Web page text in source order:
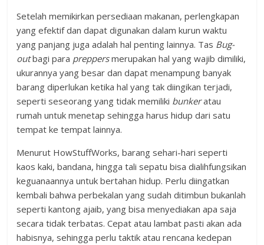
Setelah memikirkan persediaan makanan, perlengkapan
yang efektif dan dapat digunakan dalam kurun waktu
yang panjang juga adalah hal penting lainnya. Tas Bug-
outbagi para preppersmerupakan hal yang wajib dimiliki,
ukurannya yang besar dan dapat menampung banyak
barang diperlukan ketika hal yang tak diingikan terjadi,
seperti seseorang yang tidak memiliki bunkeratau
rumah untuk menetap sehingga harus hidup dari satu
tempat ke tempat lainnya.
Menurut HowStuffWorks, barang sehari-hari seperti
kaos kaki, bandana, hingga tali sepatu bisa dialihfungsikan
keguanaannya untuk bertahan hidup. Perlu diingatkan
kembali bahwa perbekalan yang sudah ditimbun bukanlah
seperti kantong ajaib, yang bisa menyediakan apa saja
secara tidak terbatas. Cepat atau lambat pasti akan ada
habisnya, sehingga perlu taktik atau rencana kedepan